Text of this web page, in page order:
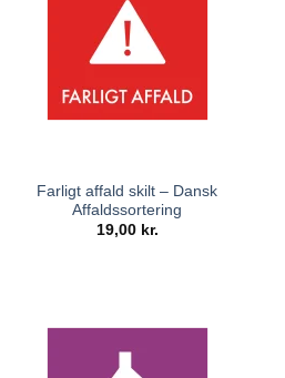
Farligt affald skilt – Dansk
Affaldssortering
19,00 kr.